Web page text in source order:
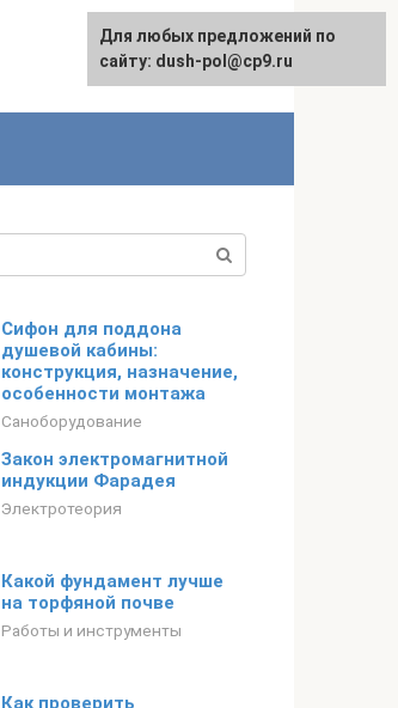
Сифон для поддона
душевой кабины:
конструкция, назначение,
особенности монтажа
Саноборудование
Закон электромагнитной
индукции Фарадея
Электротеория
Какой фундамент лучше
на торфяной почве
Работы и инструменты
Как проверить
Для любых предложений по
сайту: dush-pol@cp9.ru